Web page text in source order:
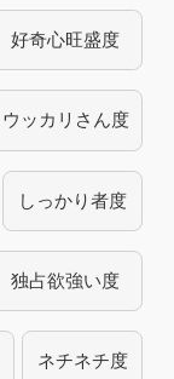
好奇心旺盛度
ウッカリさん度
しっかり者度
独占欲強い度
ネチネチ度